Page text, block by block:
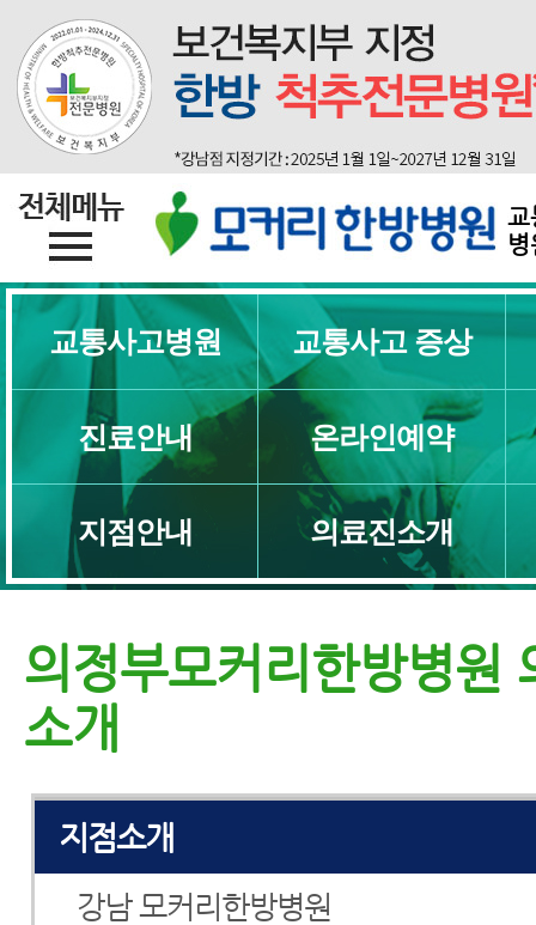
교
교통사고병원 교통사고 증상
진료안내 온라인예약
지점안내 의료진소개
의정부모커리한방병원
소개
교통사고병원
교통사고한의원
지점소개
강남 모커리한방병원